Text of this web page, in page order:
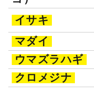
イサキ
マダイ
ウマズラハギ
クロメジナ